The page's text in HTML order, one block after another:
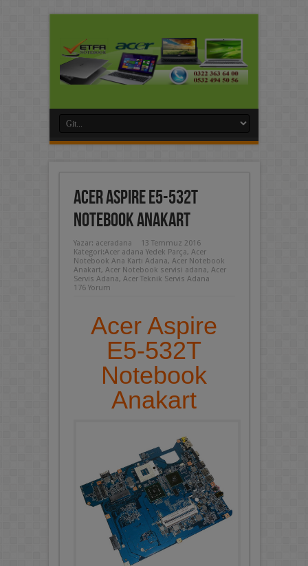
Acer Aspire E5-532T
Notebook Anakart
Yazar: aceradana
13 Temmuz 2016
Kategori:Acer adana Yedek Parça, Acer
Notebook Ana Kartı Adana, Acer Notebook
Anakart, Acer Notebook servisi adana, Acer
Servis Adana, Acer Teknik Servis Adana
176 Yorum
Acer Aspire
E5-532T
Notebook
Anakart